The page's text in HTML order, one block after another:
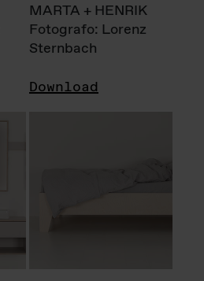
MARTA + HENRIK
Fotografo: Lorenz
Sternbach
Download